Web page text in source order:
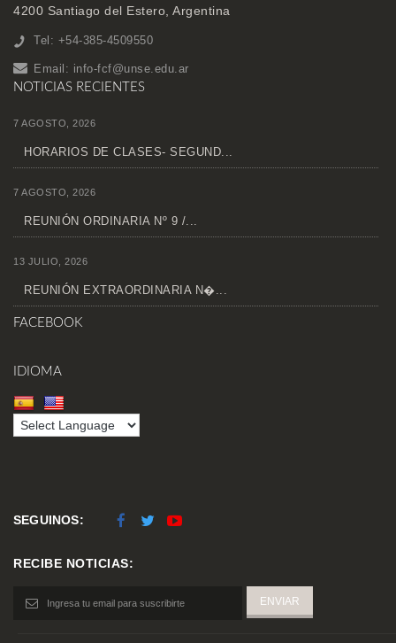
4200 Santiago del Estero, Argentina
Tel: +54-385-4509550
Email: info-fcf@unse.edu.ar
NOTICIAS RECIENTES
7 AGOSTO, 2026
HORARIOS DE CLASES- SEGUND...
7 AGOSTO, 2026
REUNIÓN ORDINARIA Nº 9 /...
13 JULIO, 2026
REUNIÓN EXTRAORDINARIA N�...
FACEBOOK
IDIOMA
SEGUINOS:
RECIBE NOTICIAS: